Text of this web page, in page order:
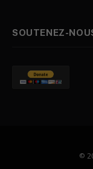
SOUTENEZ-
©